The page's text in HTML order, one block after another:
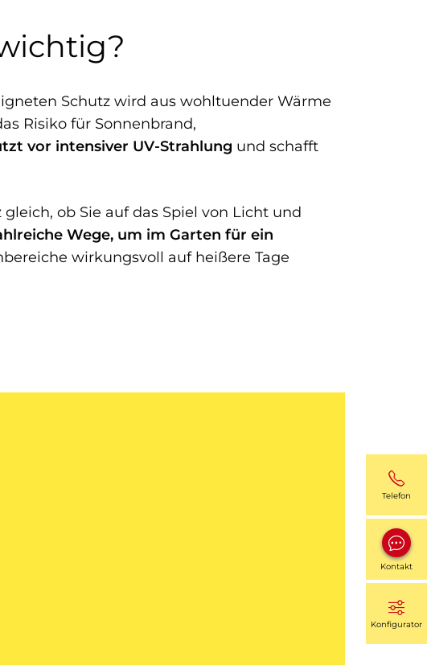
Schutz wird aus wohltuender Wärme
Risiko für Sonnenbrand,
vor intensiver UV-Strahlung und schafft
ob Sie auf das Spiel von Licht und
Wege, um im Garten für ein
wirkungsvoll auf heißere Tage
Telefon
Kontakt
Konfigurator